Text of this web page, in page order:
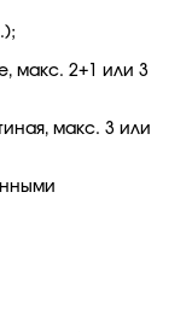
макс. 2+1 или 3
макс. 3 или